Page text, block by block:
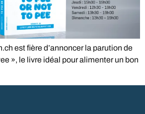
est fière d’annoncer la parution de
», le livre idéal pour alimenter un bon